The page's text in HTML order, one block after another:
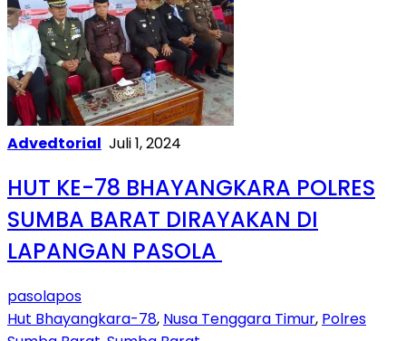
Advedtorial Juli 1, 2024
HUT KE-78 BHAYANGKARA POLRES
SUMBA BARAT DIRAYAKAN DI
LAPANGAN PASOLA
pasolapos
Hut Bhayangkara-78, Nusa Tenggara Timur, Polres